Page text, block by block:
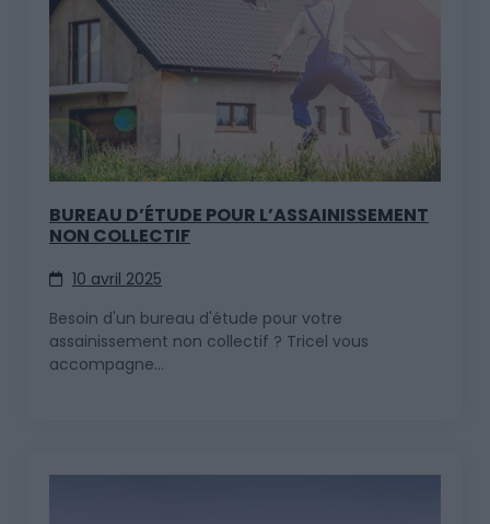
BUREAU D’ÉTUDE POUR L’ASSAINISSEMENT
NON COLLECTIF
10 avril 2025
Besoin d'un bureau d'étude pour votre
assainissement non collectif ? Tricel vous
accompagne...